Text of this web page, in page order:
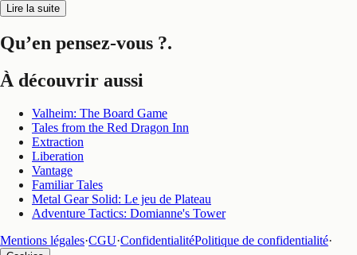
Lire la suite
Qu’en pensez-vous ?.
À découvrir aussi
Valheim: The Board Game
Tales from the Red Dragon Inn
Extraction
Liberation
Vantage
Familiar Tales
Metal Gear Solid: Le jeu de Plateau
Adventure Tactics: Domianne's Tower
Mentions légales·CGU·ConfidentialitéPolitique de confidentialité·